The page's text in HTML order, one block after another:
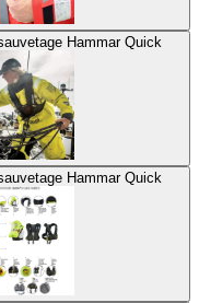
Hammar Quick
Hammar Quick